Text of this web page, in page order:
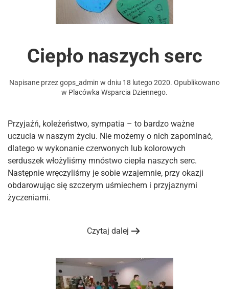
Ciepło naszych serc
Napisane przezgops_admin w dniu 18 lutego 2020. Opublikowano
w Placówka Wsparcia Dziennego.
Przyjaźń, koleżeństwo, sympatia – to bardzo ważne
uczucia w naszym życiu. Nie możemy o nich zapominać,
dlatego w wykonanie czerwonych lub kolorowych
serduszek włożyliśmy mnóstwo ciepła naszych serc.
Następnie wręczyliśmy je sobie wzajemnie, przy okazji
obdarowując się szczerym uśmiechem i przyjaznymi
życzeniami.
Czytaj dalej